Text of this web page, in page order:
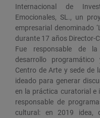
Internacional de
Emocionales, SL., un
empresarial denominado
durante 17 años Director-
Fue responsable de la
desarrollo programático
Centro de Arte y sede de
ideado para generar
en la práctica curatorial e
responsable de
cultural: en 2019 idea,